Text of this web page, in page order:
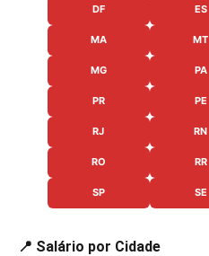
DF ES
MA MT
MG PA
PR PE
RJ RN
RO RR
SP SE
📍 Salário por Cidade